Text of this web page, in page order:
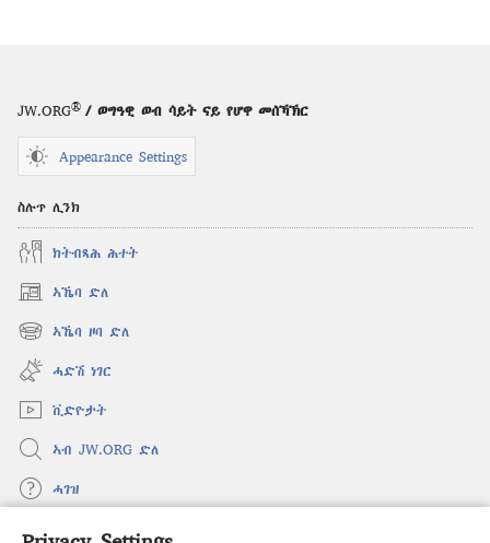
JW.ORG® / ወግዓዊ ወብ ሳይት ናይ የሆዋ መሰኻኽር
Appearance Settings
ስሉጥ ሊንክ
ክትብጻሕ ሕተት
ኣኼባ ድለ
(opens
new
window)
ኣኼባ ዞባ ድለ
(opens
new
window)
ሓድሽ ነገር
ቪድዮታት
ኣብ JW.ORG ድለ
ሓገዝ